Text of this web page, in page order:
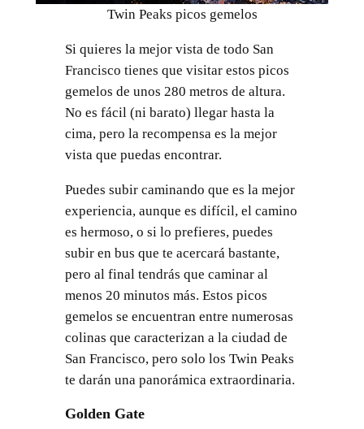
Twin Peaks picos gemelos
Si quieres la mejor vista de todo San
Francisco tienes que visitar estos picos
gemelos de unos 280 metros de altura.
No es fácil (ni barato) llegar hasta la
cima, pero la recompensa es la mejor
vista que puedas encontrar.
Puedes subir caminando que es la mejor
experiencia, aunque es difícil, el camino
es hermoso, o si lo prefieres, puedes
subir en bus que te acercará bastante,
pero al final tendrás que caminar al
menos 20 minutos más. Estos picos
gemelos se encuentran entre numerosas
colinas que caracterizan a la ciudad de
San Francisco, pero solo los Twin Peaks
te darán una panorámica extraordinaria.
Golden Gate